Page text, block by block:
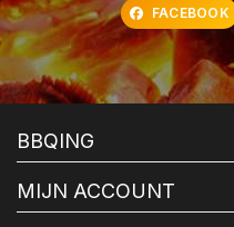
FACEBOOK
BBQING
MIJN ACCOUNT